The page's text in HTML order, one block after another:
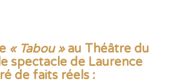
« Tabou »au Théâtre du
spectacle de Laurence
de faits réels :